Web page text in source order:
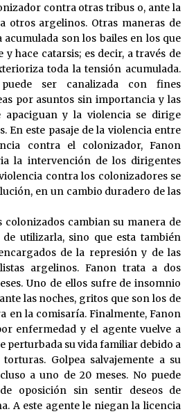
contra otras tribus o, ante la
otros argelinos. Otras maneras de
son los bailes en los que
hace catarsis; es decir, a través de
toda la tensión acumulada.
ser canalizada con fines
por asuntos sin importancia y las
apaciguan y la violencia se dirige
En este pasaje de la violencia entre
contra el colonizador, Fanon
la intervención de los dirigentes
contra los colonizadores se
en un cambio duradero de las
cambian su manera de
utilizarla, sino que esta también
de la represión y de las
argelinos. Fanon trata a dos
Uno de ellos sufre de insomnio
las noches, gritos que son los de
en la comisaría. Finalmente, Fanon
enfermedad y el agente vuelve a
perturbada su vida familiar debido a
Golpea salvajemente a su
a uno de 20 meses. No puede
oposición sin sentir deseos de
A este agente le niegan la licencia